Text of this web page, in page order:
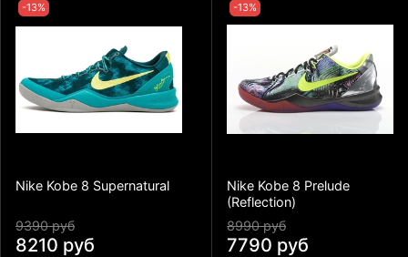
-13%
Nike Kobe 8 Supernatural
9390 руб
8210 руб
-13%
Nike Kobe 8 Prelude
(Reflection)
8990 руб
7790 руб